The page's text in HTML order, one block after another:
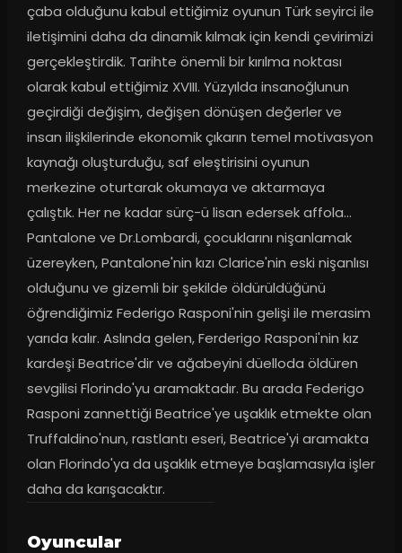
çaba olduğunu kabul ettiğimiz oyunun Türk seyirci ile
iletişimini daha da dinamik kılmak için kendi çevirimizi
gerçekleştirdik. Tarihte önemli bir kırılma noktası
olarak kabul ettiğimiz XVIII. Yüzyılda insanoğlunun
geçirdiği değişim, değişen dönüşen değerler ve
insan ilişkilerinde ekonomik çıkarın temel motivasyon
kaynağı oluşturduğu, saf eleştirisini oyunun
merkezine oturtarak okumaya ve aktarmaya
çalıştık. Her ne kadar sürç-ü lisan edersek affola…
Pantalone ve Dr.Lombardi, çocuklarını nişanlamak
üzereyken, Pantalone'nin kızı Clarice'nin eski nişanlısı
olduğunu ve gizemli bir şekilde öldürüldüğünü
öğrendiğimiz Federigo Rasponi'nin gelişi ile merasim
yarıda kalır. Aslında gelen, Ferderigo Rasponi'nin kız
kardeşi Beatrice'dir ve ağabeyini düelloda öldüren
sevgilisi Florindo'yu aramaktadır. Bu arada Federigo
Rasponi zannettiği Beatrice'ye uşaklık etmekte olan
Truffaldino'nun, rastlantı eseri, Beatrice'yi aramakta
olan Florindo'ya da uşaklık etmeye başlamasıyla işler
daha da karışacaktır.
Oyuncular